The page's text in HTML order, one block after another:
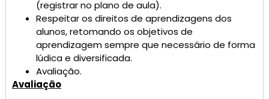
(registrar no plano de aula).
Respeitar os direitos de aprendizagens dos
alunos, retomando os objetivos de
aprendizagem sempre que necessário de forma
lúdica e diversificada.
Avaliação.
Avaliação